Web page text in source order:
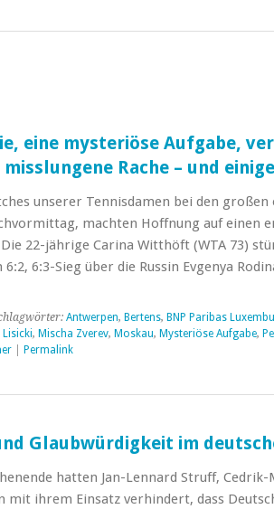
eine mysteriöse Aufgabe,
Rache – und
unserer Tennisdamen bei den großen
machten Hoffnung auf einen
22-jährige Carina Witthöft (WTA 73)
6:3-Sieg über die Russin Evgenya
Antwerpen, Bertens, BNP Paribas
Lisicki, Mischa Zverev, Moskau, Mysteriöse Aufgabe,
| Permalink
Glaubwürdigkeit im
hatten Jan-Lennard Struff,
mit ihrem Einsatz verhindert, dass